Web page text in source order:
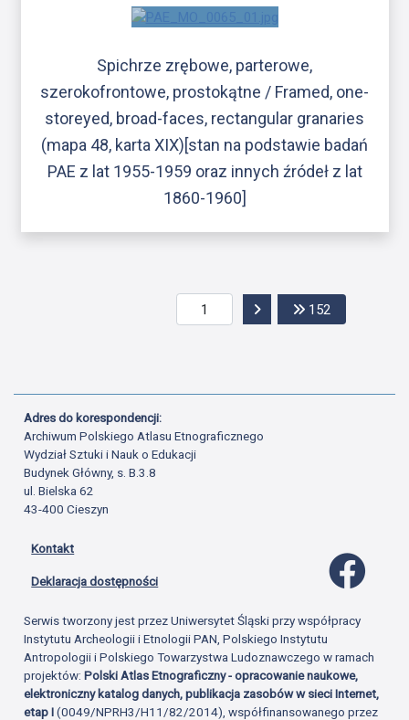
Spichrze zrębowe, parterowe,
szerokofrontowe, prostokątne / Framed, one-
storeyed, broad-faces, rectangular granaries
(mapa 48, karta XIX)[stan na podstawie badań
PAE z lat 1955-1959 oraz innych źródeł z lat
1860-1960]
Przejdź do następnej
152
Adres do korespondencji:
Archiwum Polskiego Atlasu Etnograficznego
Wydział Sztuki i Nauk o Edukacji
Budynek Główny, s. B.3.8
ul. Bielska 62
43-400 Cieszyn
Kontakt
Deklaracja dostępności
Serwis tworzony jest przez Uniwersytet Śląski przy współpracy
Instytutu Archeologii i Etnologii PAN, Polskiego Instytutu
Antropologii i Polskiego Towarzystwa Ludoznawczego w ramach
projektów:Polski Atlas Etnograficzny - opracowanie naukowe,
elektroniczny katalog danych, publikacja zasobów w sieci Internet,
etap I(0049/NPRH3/H11/82/2014), współfinansowanego przez